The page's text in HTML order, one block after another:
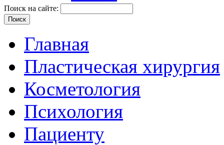
Поиск на сайте:
Главная
Пластическая хирургия
Косметология
Психология
Пациенту